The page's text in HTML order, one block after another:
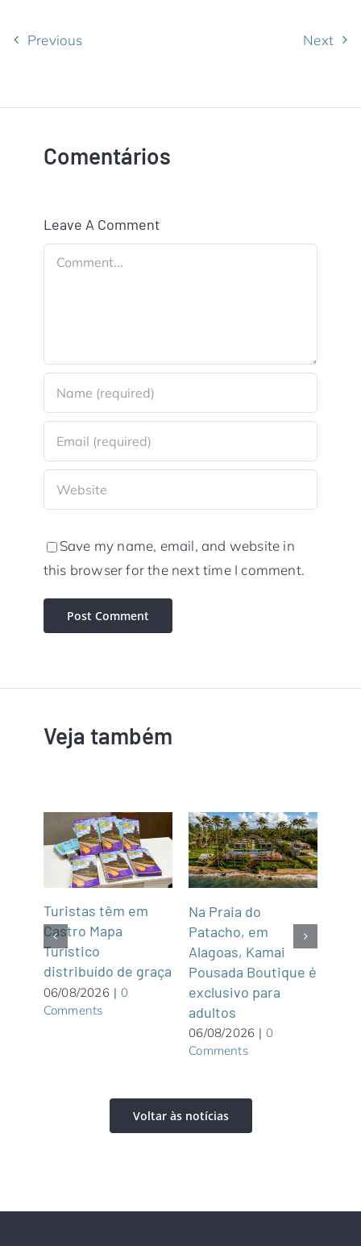
Previous Next
Comentários
Leave A Comment
Comment
Save my name, email, and website in
this browser for the next time I comment.
Veja também
Turistas têm em
Castro Mapa
Turístico
distribuído de graça
06/08/2026 | 0
Comments
Na Praia do
Patacho, em
Alagoas, Kamai
Pousada Boutique é
exclusivo para
adultos
06/08/2026 | 0
Comments
Voltar às notícias